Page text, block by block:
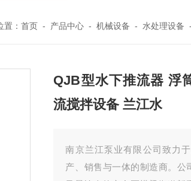
置：首页 - 产品中心 -机械设备 - 水处理设备
QJB型水下推流器 浮
流搅拌设备 兰江水
南京兰江泵业有限公司致力
产、销售与一体的制造商。公